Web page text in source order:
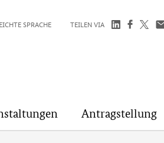
SPRACHE TEILEN VIA
Antragstellung